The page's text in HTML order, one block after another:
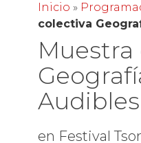
Inicio »
colectiva
Muestra
Audibles
en Festival